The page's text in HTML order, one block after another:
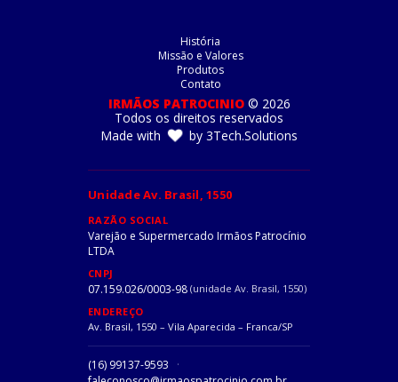
História
Missão e Valores
Produtos
Contato
IRMÃOS PATROCINIO © 2026
Todos os direitos reservados
Made with
by 3Tech.Solutions
Unidade Av. Brasil, 1550
RAZÃO SOCIAL
Varejão e Supermercado Irmãos Patrocínio
LTDA
CNPJ
07.159.026/0003-98 (unidade Av. Brasil, 1550)
ENDEREÇO
Av. Brasil, 1550 – Vila Aparecida – Franca/SP
(16) 99137-9593
·